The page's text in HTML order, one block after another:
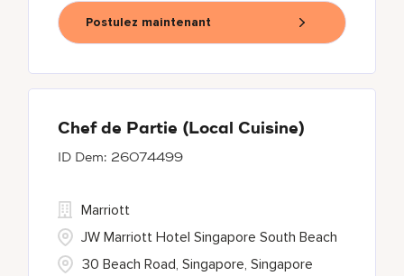
Postulez maintenant
Chef de Partie (Local Cuisine)
26074499
30 Beach Road, Singapore, Singapore
Marriott
JW Marriott Hotel Singapore South Beach